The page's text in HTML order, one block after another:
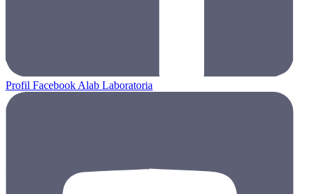
Profil Facebook Alab Laboratoria